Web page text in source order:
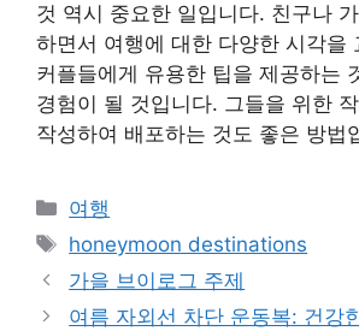
것 역시 중요한 일입니다. 친구나
하면서 여행에 대한 다양한 시각을
커플들에게 유용한 팁을 제공하는
경험이 될 것입니다. 그들을 위한
작성하여 배포하는 것도 좋은 방법
Categories
여행
Tags
honeymoon destinations
가을 브이로그 주제
여름 자외선 차단 운동복: 건강